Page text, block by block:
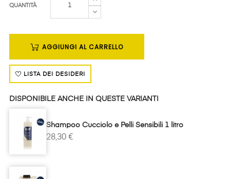
QUANTITÀ
AGGIUNGI AL CARRELLO
LISTA DEI DESIDERI
DISPONIBILE ANCHE IN QUESTE VARIANTI
Shampoo Cucciolo e Pelli Sensibili 1 litro
28,30 €